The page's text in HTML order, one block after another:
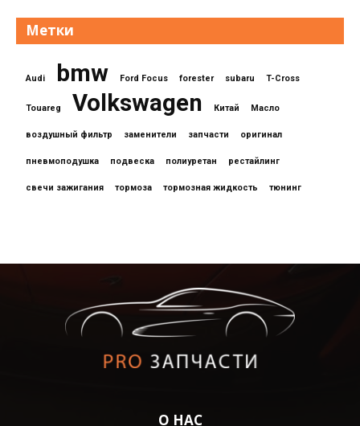
Метки
Audi bmw Ford Focus forester subaru T-Cross
Touareg Volkswagen Китай Масло
воздушный фильтр заменители запчасти оригинал
пневмоподушка подвеска полиуретан рестайлинг
свечи зажигания тормоза тормозная жидкость тюнинг
О НАС